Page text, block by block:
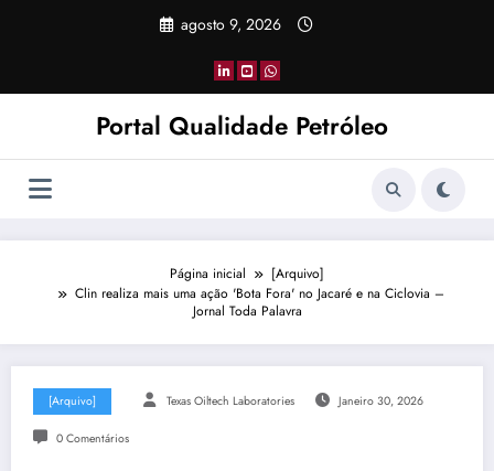
agosto 9, 2026
Portal Qualidade Petróleo
Página inicial
[Arquivo]
Clin realiza mais uma ação 'Bota Fora' no Jacaré e na Ciclovia –
Jornal Toda Palavra
[Arquivo] Texas Oiltech Laboratories Janeiro 30, 2026
0 Comentários